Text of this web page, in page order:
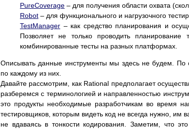
PureCoverage – для получения области охвата
Robot – для функционального и нагрузочного
TestManager – как средство планирования и
Позволяет не только проводить
комбинированные тесты на разных платформах.
Описывать данные инструменты мы здесь не будем. По
по каждому из них.
Давайте рассмотрим, как Rational предполагает
разберемся с терминологией и направленностью
это продукты необходимые разработчикам во время
тестировщиков, которым видеть код не всегда нужно, им
не вдаваясь в тонкости кодирования. Заметим, что